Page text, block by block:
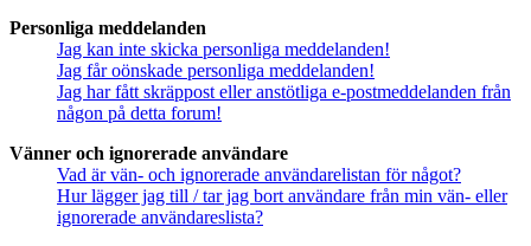
Personliga meddelanden
Jag kan inte skicka personliga meddelanden!
Jag får oönskade personliga meddelanden!
Jag har fått skräppost eller anstötliga e-postmeddelanden från
någon på detta forum!
Vänner och ignorerade användare
Vad är vän- och ignorerade användarelistan för något?
Hur lägger jag till / tar jag bort användare från min vän- eller
ignorerade användareslista?